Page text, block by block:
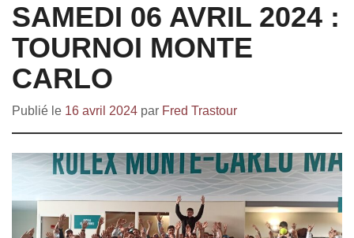
SAMEDI 06 AVRIL 2024 :
TOURNOI MONTE
CARLO
Publié le 16 avril 2024 par Fred Trastour